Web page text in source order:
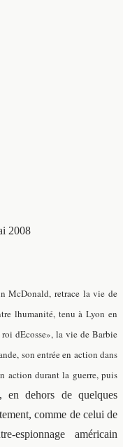
2008
McDonald, retrace la vie de
lhumanité, tenu à Lyon en
dEcosse», la vie de Barbie
son entrée en action dans
action durant la guerre, puis
en dehors de quelques
comme de celui de
espionnage américain